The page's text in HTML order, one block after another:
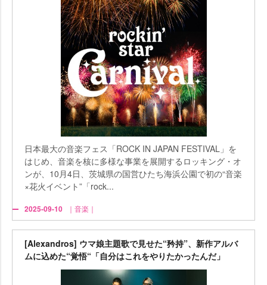
日本最大の音楽フェス「ROCK IN JAPAN FESTIVAL」を
はじめ、音楽を核に多様な事業を展開するロッキング・オ
ンが、10月4日、茨城県の国営ひたち海浜公園で初の“音楽
×花火イベント”「rock...
2025-09-10 ｜音楽｜
[Alexandros] ウマ娘主題歌で見せた“矜持”、新作アルバ
ムに込めた“覚悟“「自分はこれをやりたかったんだ」